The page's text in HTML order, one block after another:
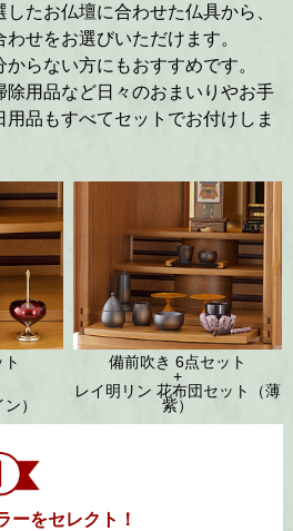
たお仏壇に合わせた仏具から、
せをお選びいただけます。
らない方にもおすすめです。
除用品など日々のおまいりやお手
用品もすべてセットでお付けしま
）
備前吹き 6点セット
+
レイ明リン 花布団セット（薄
紫）
ーをセレクト！